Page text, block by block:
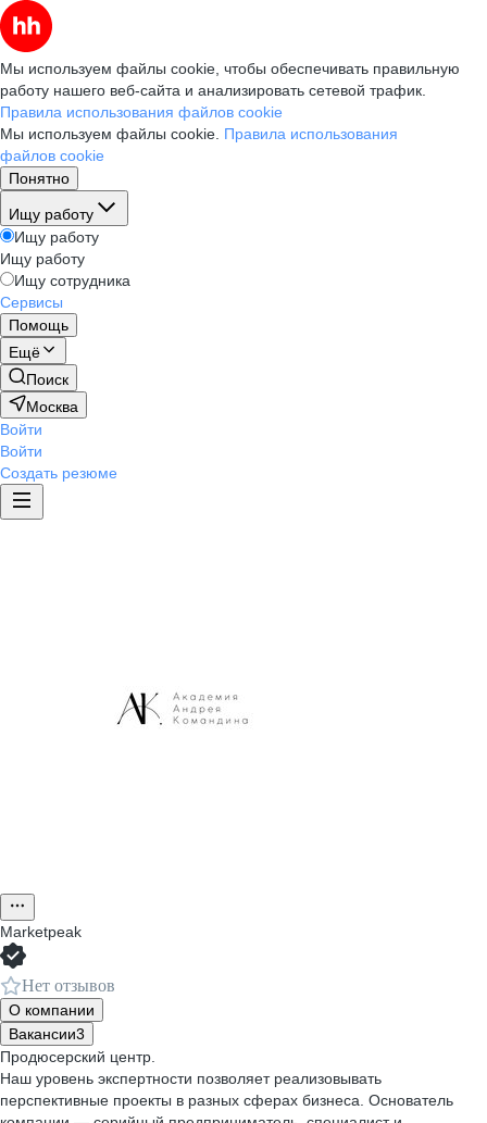
Мы используем файлы cookie, чтобы обеспечивать правильную
работу нашего веб-сайта и анализировать сетевой трафик.
Правила использования файлов cookie
Мы используем файлы cookie. Правила использования
файлов cookie
Понятно
Ищу работу
Ищу работу
Ищу работу
Ищу сотрудника
Сервисы
Помощь
Ещё
Поиск
Москва
Войти
Войти
Создать резюме
Marketpeak
Нет отзывов
О компании
Вакансии3
Продюсерский центр.
Наш уровень экспертности позволяет реализовывать
перспективные проекты в разных сферах бизнеса. Основатель